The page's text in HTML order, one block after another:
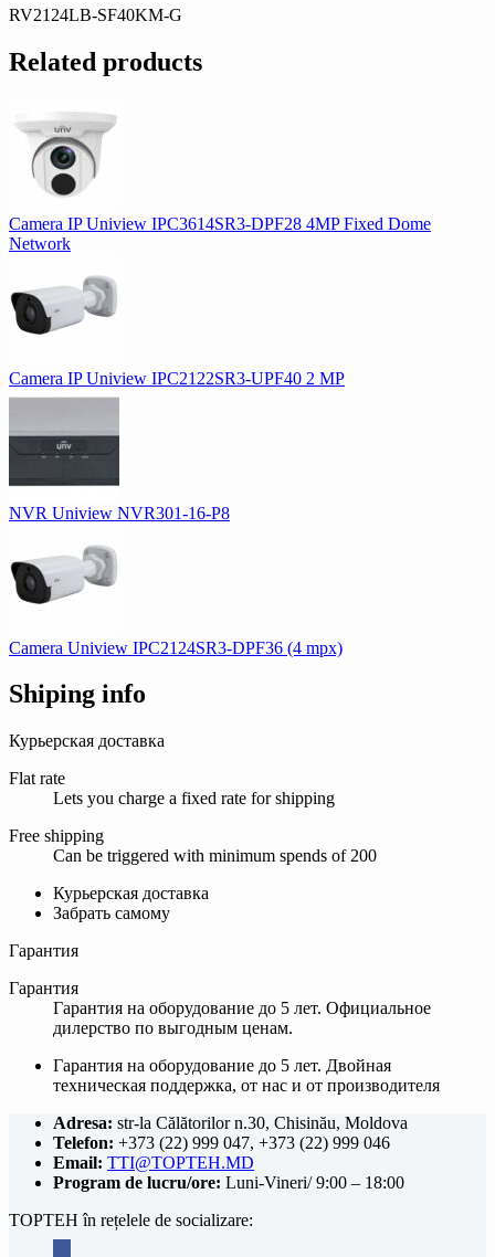
RV2124LB-SF40KM-G
Related products
Camera IP Uniview IPC3614SR3-DPF28 4MP Fixed Dome
Network
Camera IP Uniview IPC2122SR3-UPF40 2 MP
NVR Uniview NVR301-16-P8
Camera Uniview IPC2124SR3-DPF36 (4 mpx)
Shiping info
Курьерская доставка
Flat rate
Lets you charge a fixed rate for shipping
Free shipping
Can be triggered with minimum spends of 200
Курьерская доставка
Забрать самому
Гарантия
Гарантия
Гарантия на оборудование до 5 лет. Официальное
дилерство по выгодным ценам.
Гарантия на оборудование до 5 лет. Двойная
техническая поддержка, от нас и от производителя
Adresa: str-la Călătorilor n.30, Chisinău, Moldova
Telefon: +373 (22) 999 047, +373 (22) 999 046
Email: TTI@TOPTEH.MD
Program de lucru/ore: Luni-Vineri/ 9:00 – 18:00
TOPTEH în rețelele de socializare: